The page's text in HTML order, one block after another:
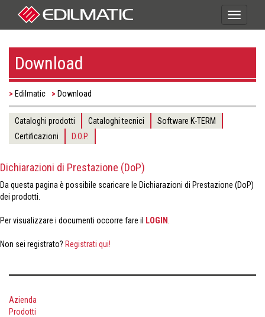
Toggle
Download
Edilmatic Download
Cataloghi prodotti Cataloghi tecnici
Software K-TERM
Certificazioni
D.O.P.
Dichiarazioni di Prestazione (DoP)
Da questa pagina è possibile scaricare le Dichiarazioni di Prestazione (DoP)
dei prodotti.
Per visualizzare i documenti occorre fare il LOGIN
Non sei registrato? Registrati qui!
Azienda
Prodotti